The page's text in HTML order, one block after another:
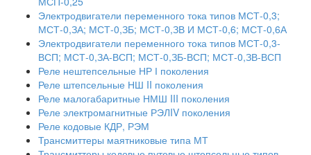
Электродвигатели переменного тока типов МСТ-0,3;
МСТ-0,ЗА; МСТ-0,ЗБ; МСТ-0,ЗВ И МСТ-0,6; МСТ-0,6А
Электродвигатели переменного тока типов МСТ-0,3-
ВСП; МСТ-0,ЗА-ВСП; МСТ-0,ЗБ-ВСП; МСТ-0,ЗВ-ВСП
Реле нештепсельные НР І поколения
Реле штепсельные НШ II поколения
Реле малогабаритные НМШ III поколения
Реле электромагнитные РЭЛIV поколения
Реле кодовые КДР, РЭМ
Трансмиттеры маятниковые типа МТ